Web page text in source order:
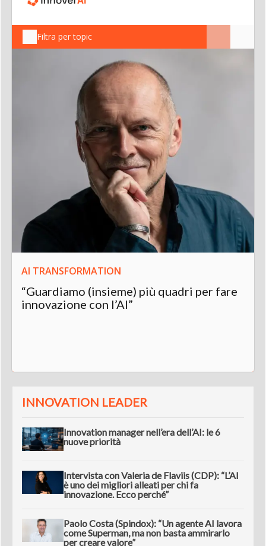
Filtra per topic
AI TRANSFORMATION
“Guardiamo (insieme) più quadri per fare
innovazione con l’AI”
INNOVATION LEADER
Innovation manager nell’era dell’AI: le 6
nuove priorità
Intervista con Valeria de Flaviis (CDP): “L’AI
è uno dei migliori alleati per chi fa
innovazione. Ecco perché”
Paolo Costa (Spindox): “Un agente AI lavora
come Superman, ma non basta ammirarlo
per creare valore”